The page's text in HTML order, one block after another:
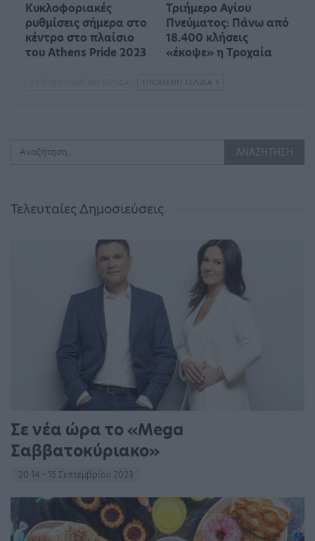
Κυκλοφοριακές
ρυθμίσεις σήμερα στο
κέντρο στο πλαίσιο
του Athens Pride 2023
Τριήμερο Αγίου
Πνεύματος: Πάνω από
18.400 κλήσεις
«έκοψε» η Τροχαία
ΕΠΌΜΕΝΗ ΣΕΛΊΔΑ
Τελευταίες Δημοσιεύσεις
Σε νέα ώρα το «Mega
Σαββατοκύριακο»
20:14 - 15 Σεπτεμβρίου 2023